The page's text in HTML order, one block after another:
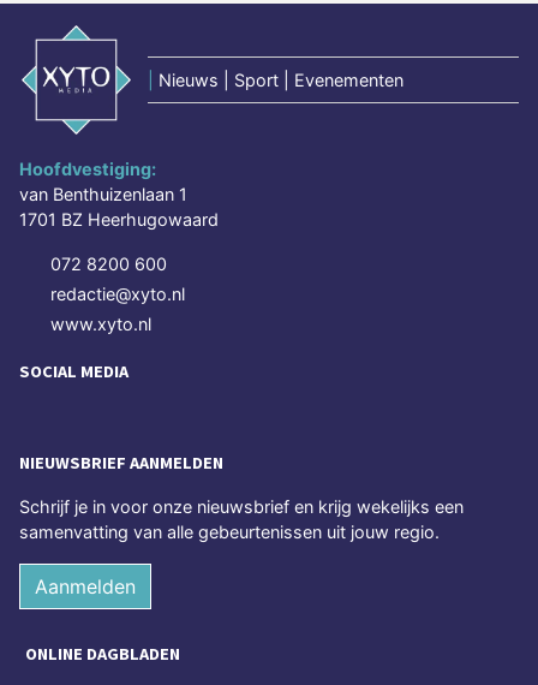
Nieuws | Sport | Evenementen
Hoofdvestiging:
van Benthuizenlaan 1
1701 BZ Heerhugowaard
072 8200 600
redactie@xyto.nl
www.xyto.nl
SOCIAL MEDIA
NIEUWSBRIEF AANMELDEN
Schrijf je in voor onze nieuwsbrief en krijg wekelijks een
samenvatting van alle gebeurtenissen uit jouw regio.
Aanmelden
ONLINE DAGBLADEN